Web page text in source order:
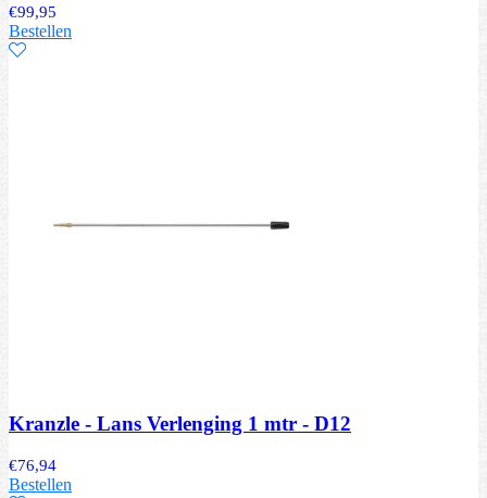
€99,95
Bestellen
Kranzle - Lans Verlenging 1 mtr - D12
€76,94
Bestellen